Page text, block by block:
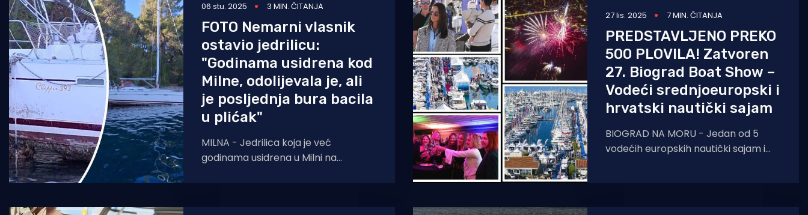
06 stu. 2025 3 MIN. ČITANJA
FOTO Nemarni vlasnik
ostavio jedrilicu:
"Godinama usidrena kod
Milne, odolijevala je, ali
je posljednja bura bacila
u plićak"
MILNA - Jedrilica koja je već
godinama usidrena u Milni na
vjetrovima, ali posljednja jaka bura
27 lis. 2025 7 MIN. ČITANJA
PREDSTAVLJENO PREKO
500 PLOVILA! Zatvoren
27. Biograd Boat Show –
Vodeći srednjoeuropski i
hrvatski nautički sajam
BIOGRAD NA MORU - Jedan od 5
vodećih europskih nautički sajam i